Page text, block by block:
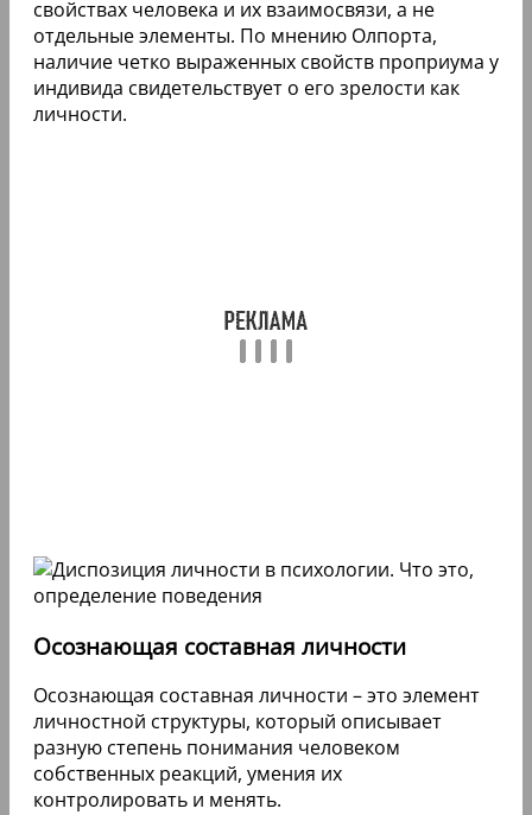
свойствах человека и их взаимосвязи, а не
отдельные элементы. По мнению Олпорта,
наличие четко выраженных свойств проприума у
индивида свидетельствует о его зрелости как
личности.
Осознающая составная личности
Осознающая составная личности – это элемент
личностной структуры, который описывает
разную степень понимания человеком
собственных реакций, умения их
контролировать и менять.